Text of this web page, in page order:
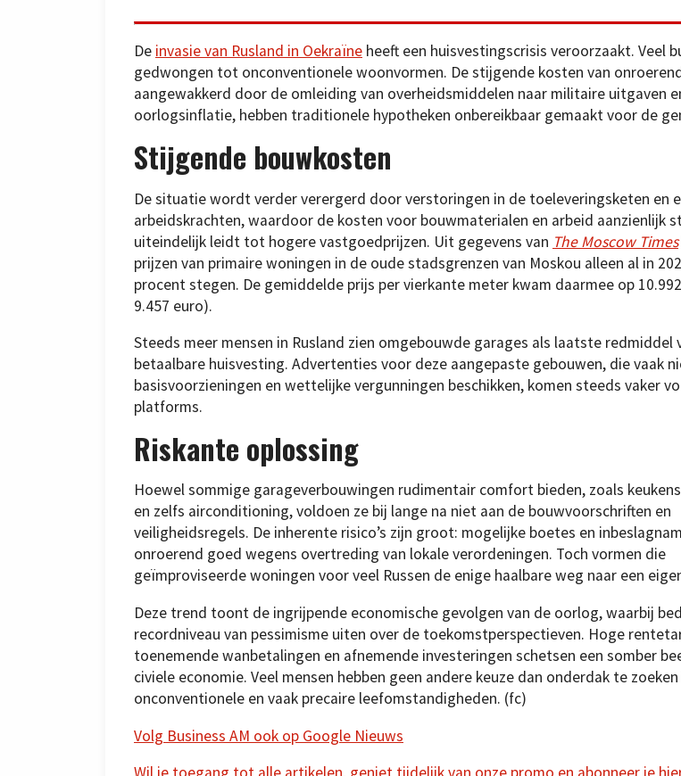
De invasie van Rusland in Oekraïne heeft een huisvestingscrisis veroorzaakt. Veel
gedwongen tot onconventionele woonvormen. De stijgende kosten van
aangewakkerd door de omleiding van overheidsmiddelen naar militaire uitgaven
oorlogsinflatie, hebben traditionele hypotheken onbereikbaar gemaakt voor de
Stijgende bouwkosten
De situatie wordt verder verergerd door verstoringen in de toeleveringsketen en
arbeidskrachten, waardoor de kosten voor bouwmaterialen en arbeid aanzienlijk
uiteindelijk leidt tot hogere vastgoedprijzen. Uit gegevens van The Moscow Times
prijzen van primaire woningen in de oude stadsgrenzen van Moskou alleen al in
procent stegen. De gemiddelde prijs per vierkante meter kwam daarmee op
9.457 euro).
Steeds meer mensen in Rusland zien omgebouwde garages als laatste redmiddel
betaalbare huisvesting. Advertenties voor deze aangepaste gebouwen, die vaak
basisvoorzieningen en wettelijke vergunningen beschikken, komen steeds vaker
platforms.
Riskante oplossing
Hoewel sommige garageverbouwingen rudimentair comfort bieden, zoals
en zelfs airconditioning, voldoen ze bij lange na niet aan de bouwvoorschriften en
veiligheidsregels. De inherente risico’s zijn groot: mogelijke boetes en
onroerend goed wegens overtreding van lokale verordeningen. Toch vormen die
geïmproviseerde woningen voor veel Russen de enige haalbare weg naar een
Deze trend toont de ingrijpende economische gevolgen van de oorlog, waarbij
recordniveau van pessimisme uiten over de toekomstperspectieven. Hoge
toenemende wanbetalingen en afnemende investeringen schetsen een somber
civiele economie. Veel mensen hebben geen andere keuze dan onderdak te zoeken
onconventionele en vaak precaire leefomstandigheden. (fc)
Volg Business AM ook op Google Nieuws